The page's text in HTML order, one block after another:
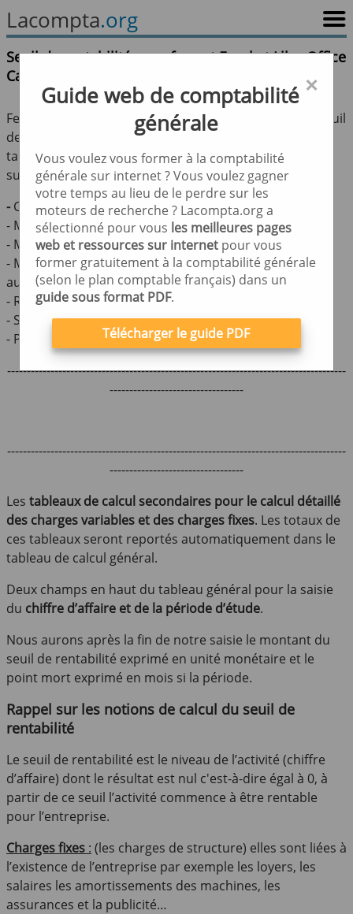
Lacompta.org
Seuil de rentabilité sous format Excel et LibreOffice
Calc (xlsx,ods)
Feuille de calcul Excel et libre office pour le calcul du seuil
de rentabilité. Dans ce tableur de calcul vous avez un
tableau général de calcul qui contient les données
suivantes :
- Chiffre d’affaire de la période des données.
- Montant des charges fixes
- Montant des charges variables
- Montant de la marge sur coûts variables (calcul
automatique)
- Résultat (calcul automatique)
- Seuil de rentabilité (calcul automatique)
- Point mort (calcul automatique)
--------------------------------------------------------------------------------------
----------------------------------
--------------------------------------------------------------------------------------
----------------------------------
Les tableaux de calcul secondaires pour le calcul détaillé
des charges variables et des charges fixes. Les totaux de
ces tableaux seront reportés automatiquement dans le
tableau de calcul général.
Deux champs en haut du tableau général pour la saisie
du chiffre d’affaire et de la période d’étude.
Nous aurons après la fin de notre saisie le montant du
seuil de rentabilité exprimé en unité monétaire et le
point mort exprimé en mois si la période.
Rappel sur les notions de calcul du seuil de
rentabilité
Le seuil de rentabilité est le niveau de l’activité (chiffre
d’affaire) dont le résultat est nul c'est-à-dire égal à 0, à
partir de ce seuil l’activité commence à être rentable
pour l’entreprise.
Charges fixes : (les charges de structure) elles sont liées à
l’existence de l’entreprise par exemple les loyers, les
salaires les amortissements des machines, les
assurances et la publicité…
×
Guide web de comptabilité
générale
Vous voulez vous former à la comptabilité
générale sur internet ? Vous voulez gagner
votre temps au lieu de le perdre sur les
moteurs de recherche ? Lacompta.org a
sélectionné pour vous les meilleures pages
web et ressources sur internetpour vous
former gratuitement à la comptabilité générale
(selon le plan comptable français) dans un
guide sous format PDF.
Télécharger le guide PDF